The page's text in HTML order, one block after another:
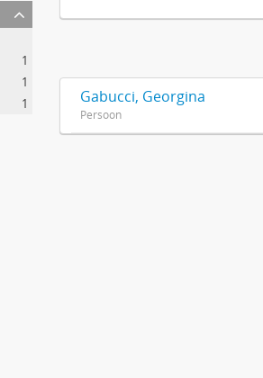
1
1
1 Gabucci, Georgina
Persoon